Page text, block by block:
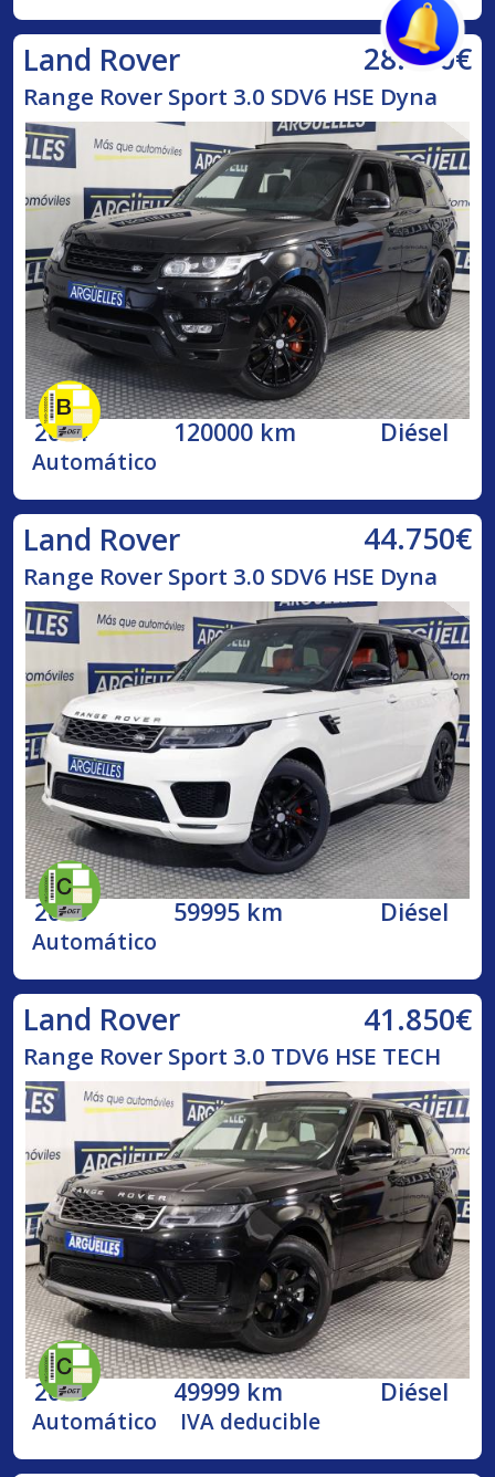
Land Rover 28.450€
Range Rover Sport 3.0 SDV6 HSE Dyna
2014 120000 km Diésel
Automático
Land Rover 44.750€
Range Rover Sport 3.0 SDV6 HSE Dyna
2018 59995 km Diésel
Automático
Land Rover 41.850€
Range Rover Sport 3.0 TDV6 HSE TECH
2018 49999 km Diésel
Automático IVA deducible